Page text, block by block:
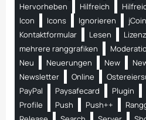
Hervorheben
Hilfreich
Icon
Icons Ignorieren
Kontaktformular
Lesen Lizenz
mehrere ranggrafiken
Neu
Neuerungen New
Newsletter
Online
PayPal
Paysafecard Plugin
Profile
Push Push++